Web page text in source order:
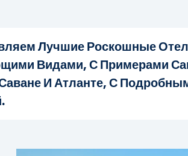
Лучшие Роскошные
Видами, С Примерами
И Атланте, С